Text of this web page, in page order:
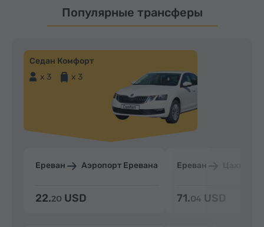
Популярные трансферы
Седан Комфорт
x 3
x 3
Ереван Аэропорт Еревана
22.20 USD
Ереван
71.04 USD